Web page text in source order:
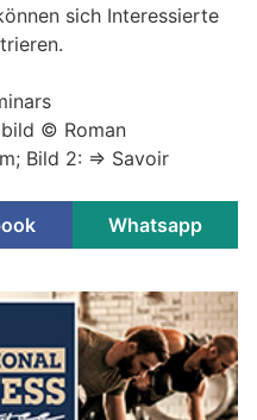
sich Interessierte
© Roman
Bild 2: => Savoir
Whatsapp